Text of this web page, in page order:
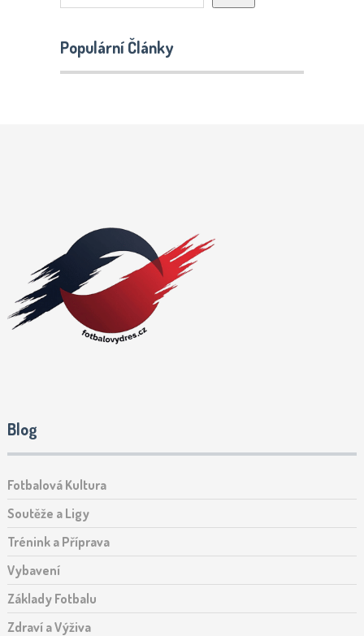
Populární Články
Blog
Fotbalová Kultura
Soutěže a Ligy
Trénink a Příprava
Vybavení
Základy Fotbalu
Zdraví a Výživa